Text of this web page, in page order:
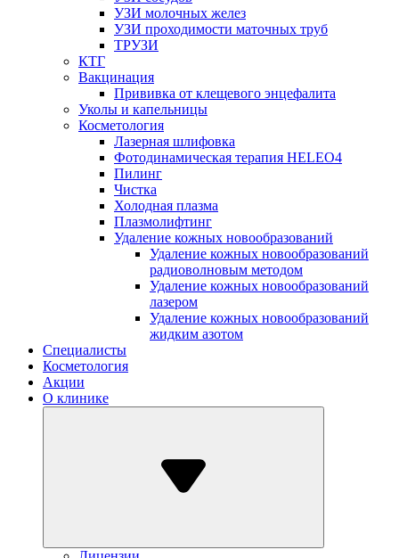
УЗИ молочных желез
УЗИ проходимости маточных труб
ТРУЗИ
КТГ
Вакцинация
Прививка от клещевого энцефалита
Уколы и капельницы
Косметология
Лазерная шлифовка
Фотодинамическая терапия HELEO4
Пилинг
Чистка
Холодная плазма
Плазмолифтинг
Удаление кожных новообразований
Удаление кожных новообразований
радиоволновым методом
Удаление кожных новообразований
лазером
Удаление кожных новообразований
жидким азотом
Специалисты
Косметология
Акции
О клинике